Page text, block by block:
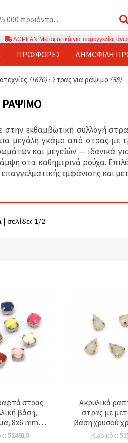
ΔΩΡΕΑΝ Μεταφορικά για παραγγελίες
ΠΡΟΣΦΟΡΈΣ ΔΗΜΟΦΙΛΉ
(1670)› Στρας για ράψιμο (58)
ΡΆΨΙΜΟ
στην εκθαμβωτική συλλογή
μεγάλη γκάμα από στρας με
και μεγεθών — ιδανικά
στα καθημερινά ρούχα.
επαγγελματικής εμφάνισης και
| σελίδες 1/2
στρας
βάση,
8x6 mm,
Συσκευασία
524910
Ακρυλικά
στρας με
βάση χρυσού
σχήμα δάκρυ,
Κωδικός: